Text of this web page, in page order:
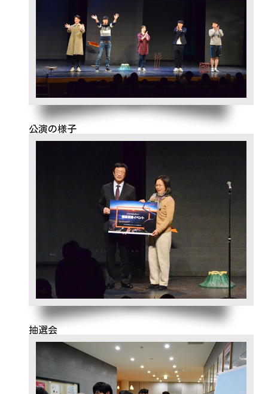
公演の様子
抽選会